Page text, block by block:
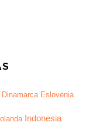
Dinamarca Eslovenia
Indonesia